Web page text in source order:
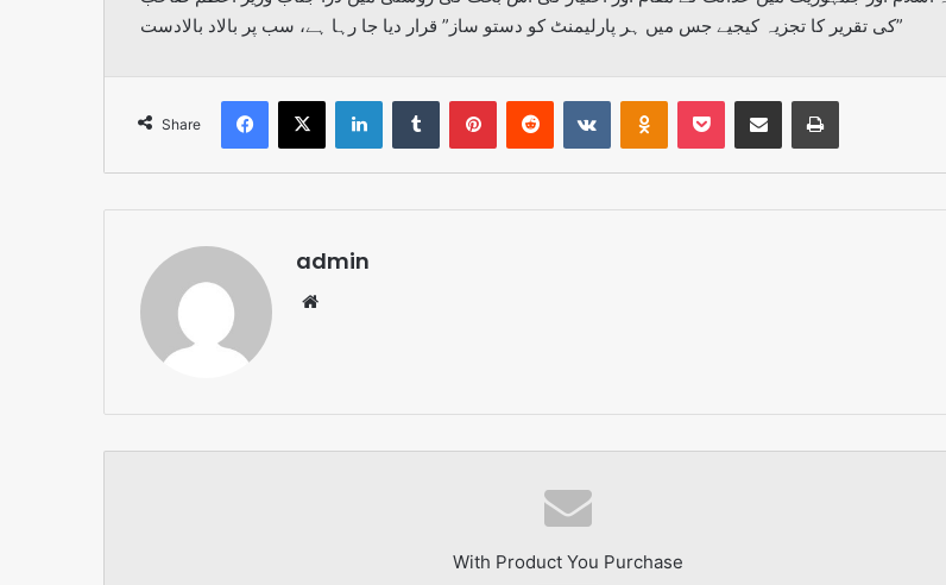
کی تقریر کا تجزیہ کیجیے جس میں ہر پارلیمنٹ کو دستو ساز” قرار دیا جا رہا ہے، سب پر بالاد بالادست”
Share
Facebook
X LinkedInTumblr PinterestReddit VKontakteOdnoklassniki
Pocket Share via Email Print
admin
With Product You Purchase